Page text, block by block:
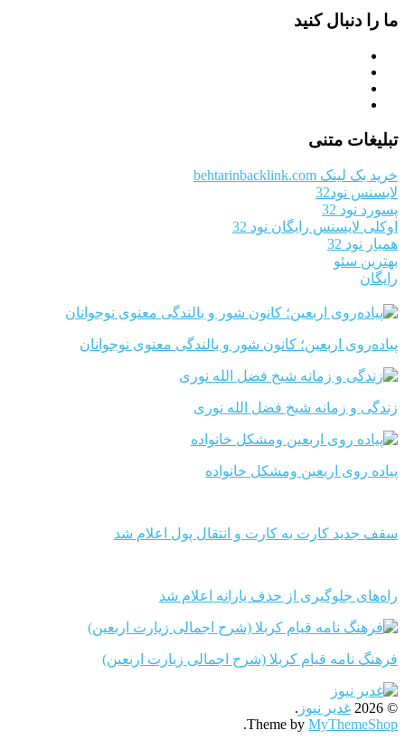
ما را دنبال کنید
تبلیغات متنی
خرید بک لینک behtarinbacklink.com
لایسنس نود32
پسورد نود 32
اوکلی لایسنس رایگان نود 32
همیار نود 32
بهترین سئو
رایگان
پیاده‌روی اربعین؛ کانون شور و بالندگی معنوی نوجوانان
زندگی و زمانه شیخ فضل الله نوری
پیاده روی اربعین ومشکل خانواده
سقف جدید کارت به کارت و انتقال پول اعلام شد
راه‌های جلوگیری از حذف یارانه اعلام شد
فرهنگ نامه قیام کربلا (شرح اجمالی زیارت اربعین)
© 2026 غدیر نیوز .
Theme by MyThemeShop
.